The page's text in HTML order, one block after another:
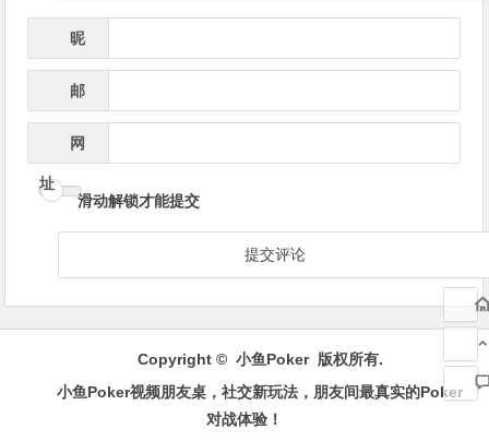
昵
邮
网
址
滑动解锁才能提交
Copyright © 小鱼Poker版权所有.
小鱼Poker视频朋友桌，社交新玩法，朋友间最真实的Poker
对战体验！